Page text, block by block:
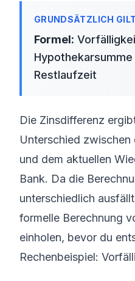
Formel:
Restlaufzeit
Die Zinsdifferenz
Unterschied zwischen
und dem aktuellen
Bank. Da die
unterschiedlich
formelle Berechnung
einholen, bevor du
Rechenbeispiel: